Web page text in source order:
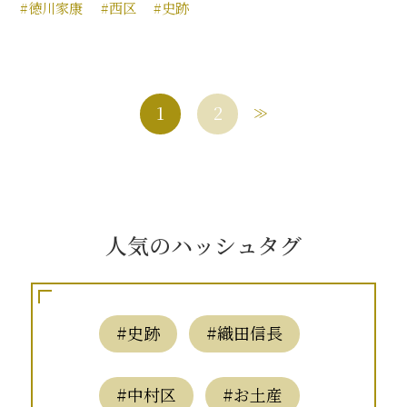
#徳川家康 #西区 #史跡
1 2
人気のハッシュタグ
#史跡 #織田信長
#中村区 #お土産